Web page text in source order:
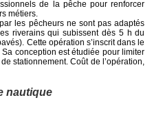
de la pêche pour renforcer
métiers.
les pêcheurs ne sont pas adaptés
riverains qui subissent dès 5 h du
Cette opération s’inscrit dans le
conception est étudiée pour limiter
stationnement. Coût de l’opération,
nautique